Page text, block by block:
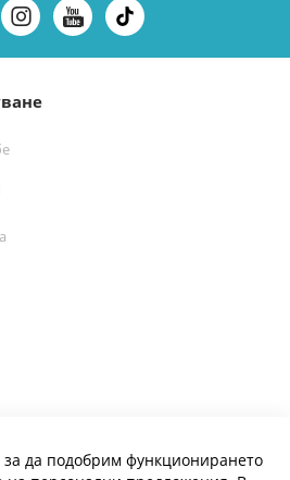
да подобрим функционирането